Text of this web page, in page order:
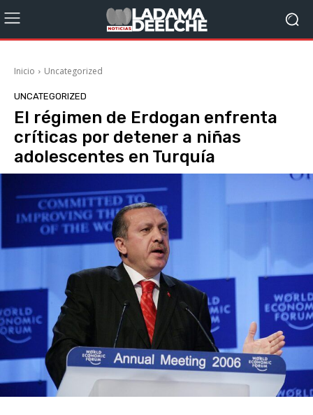
Inicio Uncategorized
UNCATEGORIZED
El régimen de Erdogan enfrenta
críticas por detener a niñas
adolescentes en Turquía